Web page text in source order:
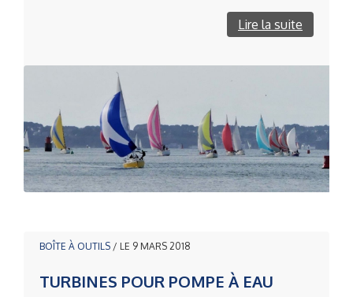
Lire la suite
BOÎTE À OUTILS / LE 9 MARS 2018
TURBINES POUR POMPE À EAU